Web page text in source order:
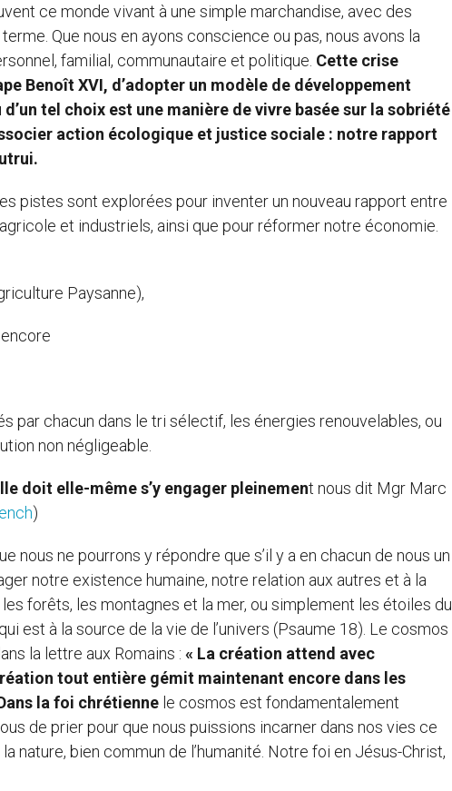
ce monde vivant à une simple marchandise, avec des
Que nous en ayons conscience ou pas, nous avons la
familial, communautaire et politique. Cette crise
Benoît XVI, d’adopter un modèle de développement
tel choix est une manière de vivre basée sur la sobriété
action écologique et justice sociale : notre rapport
pistes sont explorées pour inventer un nouveau rapport entre
et industriels, ainsi que pour réformer notre économie.
Paysanne),
par chacun dans le tri sélectif, les énergies renouvelables, ou
non négligeable.
doit elle-même s’y engager pleinement nous dit Mgr Marc
)
nous ne pourrons y répondre que s’il y a en chacun de nous un
notre existence humaine, notre relation aux autres et à la
forêts, les montagnes et la mer, ou simplement les étoiles du
est à la source de la vie de l’univers (Psaume 18). Le cosmos
la lettre aux Romains : « La création attend avec
tout entière gémit maintenant encore dans les
ans la foi chrétienne le cosmos est fondamentalement
de prier pour que nous puissions incarner dans nos vies ce
nature, bien commun de l’humanité. Notre foi en Jésus-Christ,